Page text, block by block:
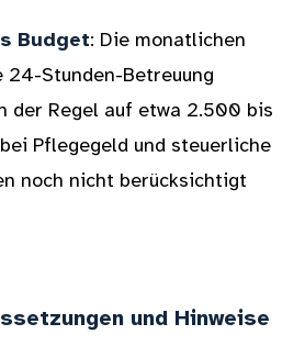
Budget: Die monatlichen
24-Stunden-Betreuung
der Regel auf etwa 2.500 bis
Pflegegeld und steuerliche
noch nicht berücksichtigt
und Hinweise